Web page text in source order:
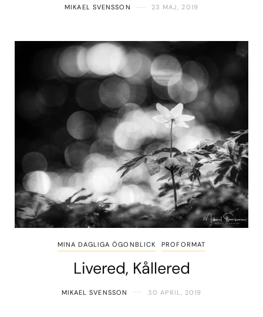
MIKAEL SVENSSON 23 MAJ, 2019
MINA DAGLIGA ÖGONBLICK PROFORMAT
Livered, Kållered
MIKAEL SVENSSON 30 APRIL, 2019